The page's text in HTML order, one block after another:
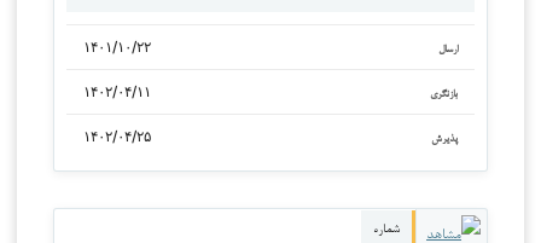
ارسال ۱۴۰۱/۱۰/۲۲
بازنگری ۱۴۰۲/۰۴/۱۱
پذیرش ۱۴۰۲/۰۴/۲۵
شماره